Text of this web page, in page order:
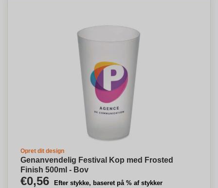
Opret dit design
Genanvendelig Festival Kop med Frosted
Finish 500ml - Bov
€0,56 Efter stykke, baseret på % af stykker